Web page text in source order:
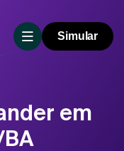
Simular
em